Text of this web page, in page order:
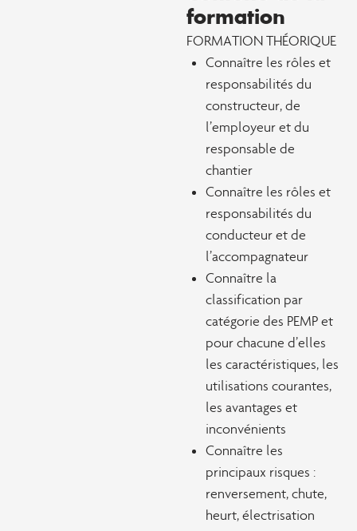
formation
FORMATION THÉORIQUE
Connaître les rôles et
responsabilités du
constructeur, de
l’employeur et du
responsable de
chantier
Connaître les rôles et
responsabilités du
conducteur et de
l’accompagnateur
Connaître la
classification par
catégorie des PEMP et
pour chacune d’elles
les caractéristiques, les
utilisations courantes,
les avantages et
inconvénients
Connaître les
principaux risques :
renversement, chute,
heurt, électrisation